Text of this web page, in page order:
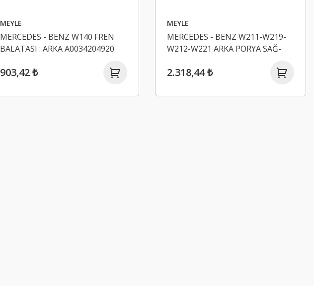
MEYLE
MERCEDES - BENZ W140 FREN
BALATASI : ARKA A0034204920
903,42 ₺
MEYLE
MERCEDES - BENZ W211-W219-
W212-W221 ARKA PORYA SAĞ-
2.318,44 ₺